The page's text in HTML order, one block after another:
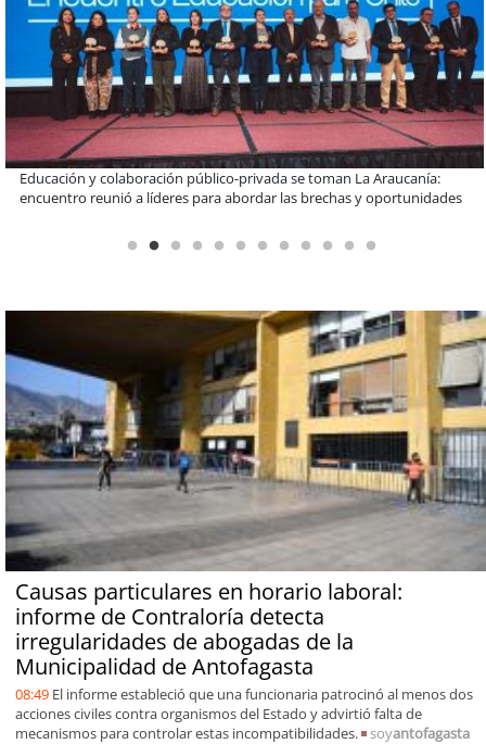
Llaman a interiorizarse de los programas de estudios para postular
informado al SAE
Causas particulares en horario laboral:
informe de Contraloría detecta
irregularidades de abogadas de la
Municipalidad de Antofagasta
08:49 El informe estableció que una funcionaria patrocinó al menos dos
acciones civiles contra organismos del Estado y advirtió falta de
mecanismos para controlar estas incompatibilidades.
soyantofagasta